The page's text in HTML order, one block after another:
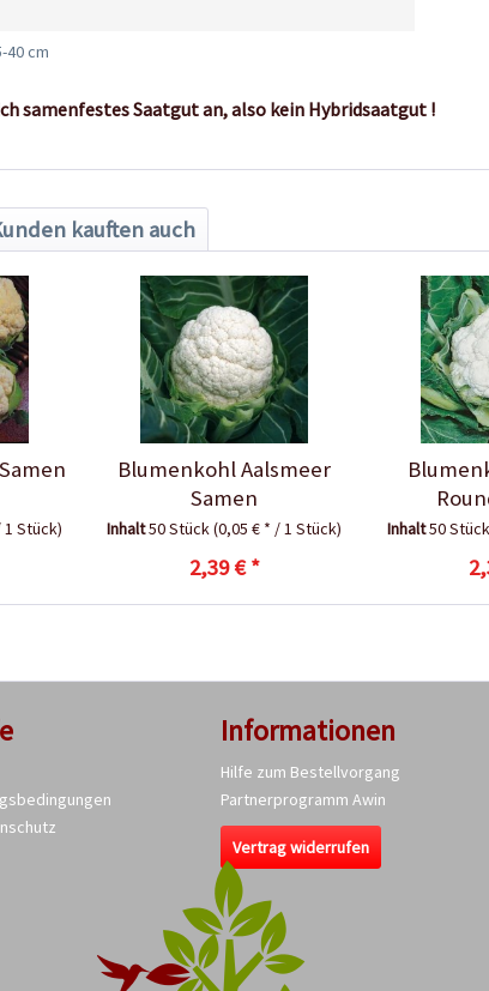
40 cm
samenfestes Saatgut an, also kein Hybridsaatgut !
kauften auch
1 Stück)
Blumenkohl Aalsmeer
Samen
Inhalt50 Stück(0,05 € * / 1 Stück)
2,39 € *
Inhalt50 Stück
Informationen
Hilfe zum Bestellvorgang
Partnerprogramm Awin
Vertrag widerrufen